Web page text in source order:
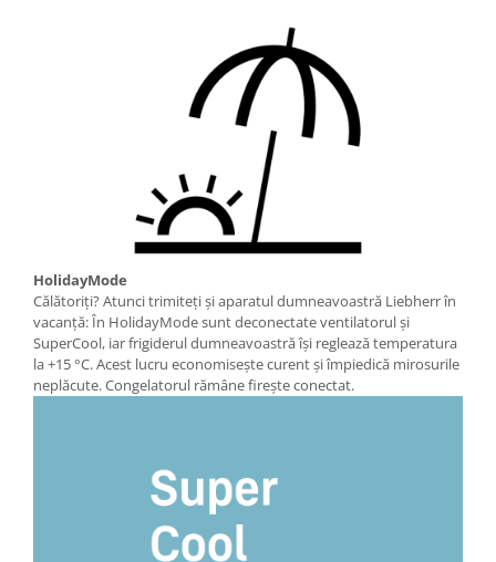
HolidayMode
Călătoriţi? Atunci trimiteţi şi aparatul dumneavoastră Liebherr în
vacanţă: În HolidayMode sunt deconectate ventilatorul şi
SuperCool, iar frigiderul dumneavoastră îşi reglează temperatura
la +15 °C. Acest lucru economiseşte curent şi împiedică mirosurile
neplăcute. Congelatorul rămâne fireşte conectat.